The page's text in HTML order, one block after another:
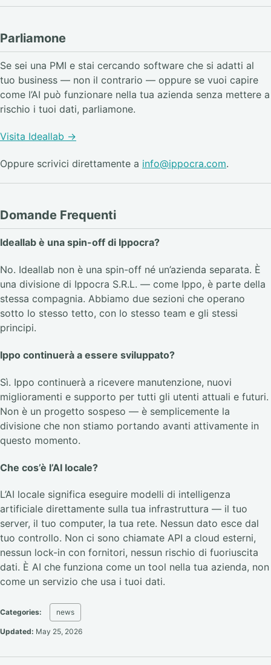
Parliamone
Se sei una PMI e stai cercando software che si adatti al
tuo business — non il contrario — oppure se vuoi capire
come l’AI può funzionare nella tua azienda senza mettere a
rischio i tuoi dati, parliamone.
Visita Ideallab →
Oppure scrivici direttamente a info@ippocra.com.
Domande Frequenti
Ideallab è una spin-off di Ippocra?
No. Ideallab non è una spin-off né un’azienda separata. È
una divisione di Ippocra S.R.L. — come Ippo, è parte della
stessa compagnia. Abbiamo due sezioni che operano
sotto lo stesso tetto, con lo stesso team e gli stessi
principi.
Ippo continuerà a essere sviluppato?
Sì. Ippo continuerà a ricevere manutenzione, nuovi
miglioramenti e supporto per tutti gli utenti attuali e futuri.
Non è un progetto sospeso — è semplicemente la
divisione che non stiamo portando avanti attivamente in
questo momento.
Che cos’è l’AI locale?
L’AI locale significa eseguire modelli di intelligenza
artificiale direttamente sulla tua infrastruttura — il tuo
server, il tuo computer, la tua rete. Nessun dato esce dal
tuo controllo. Non ci sono chiamate API a cloud esterni,
nessun lock-in con fornitori, nessun rischio di fuoriuscita
dati. È AI che funziona come un tool nella tua azienda, non
come un servizio che usa i tuoi dati.
Categories: news
Updated: May 25, 2026